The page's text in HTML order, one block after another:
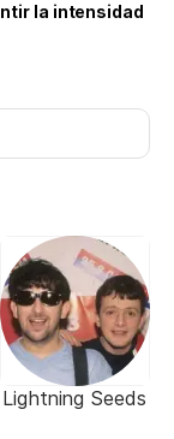
la intensidad
Lightning Seeds